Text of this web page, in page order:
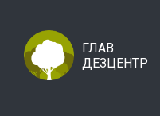
ГЛАВ
ДЕЗЦЕНТР